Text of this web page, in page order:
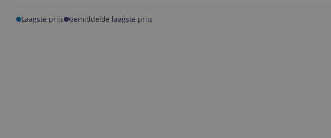
Laagste prijs Gemiddelde laagste prijs